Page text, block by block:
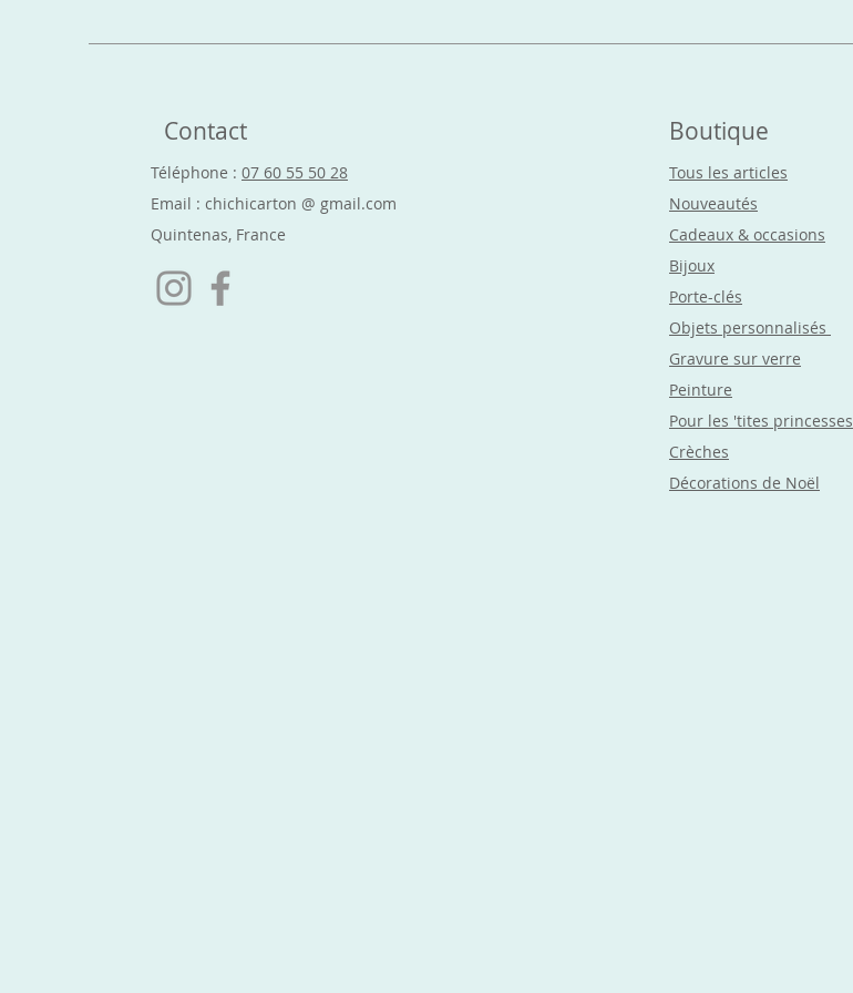
Contact
Téléphone : 07 60 55 50 28
Email : chichicarton @ gmail.com
Quintenas, France
Boutique
Tous les articles
Nouveautés
Cadeaux & occasions
Bijoux
Porte-clés
Objets personnalisés
Gravure sur verre
Peinture
Pour les 'tites princesses
Crèches
Décorations de Noël